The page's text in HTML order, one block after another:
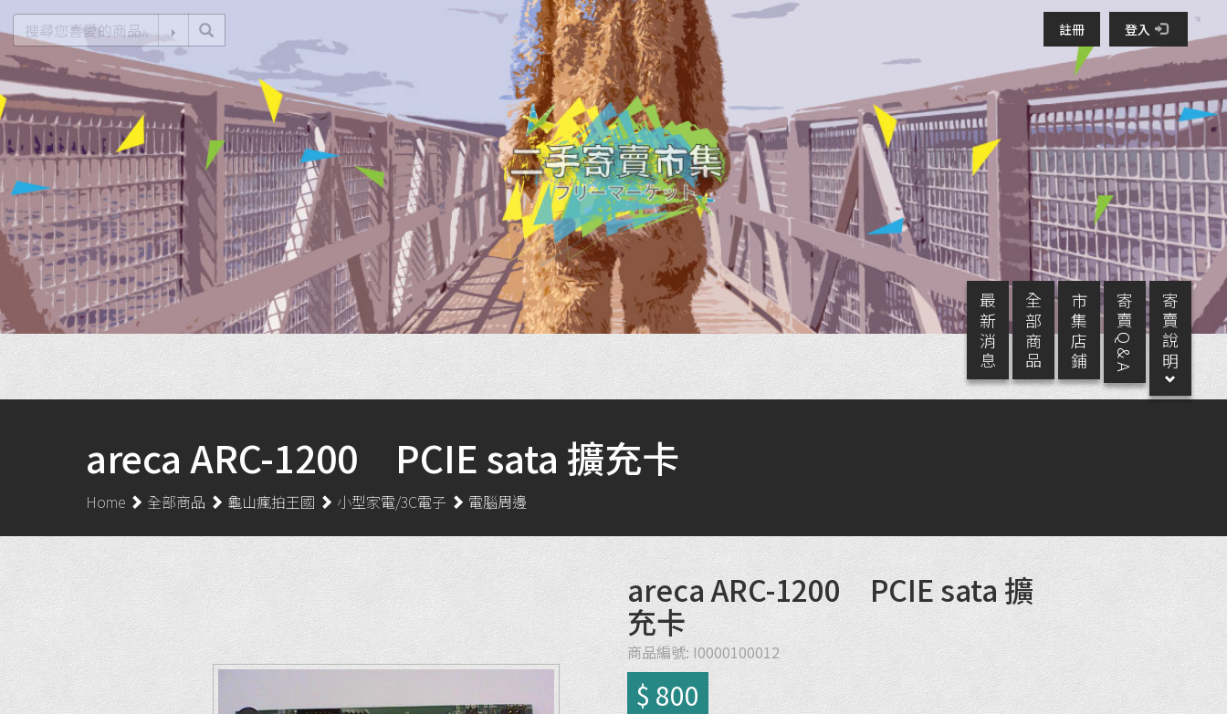
註冊 登入
最 新 消 息 全 部 商 品 市 集 店 鋪 寄 賣 Q & A 寄 賣 說 明
areca ARC-1200 PCIE sata 擴充卡
Home 全部商品 龜山瘋拍王國 小型家電/3C電子 電腦周邊
areca ARC-1200 PCIE sata 擴
充卡
商品編號: I0000100012
$ 800